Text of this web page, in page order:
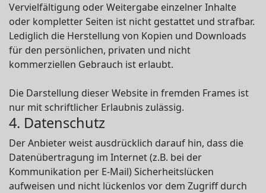
Vervielfältigung oder Weitergabe einzelner Inhalte
oder kompletter Seiten ist nicht gestattet und strafbar.
Lediglich die Herstellung von Kopien und Downloads
für den persönlichen, privaten und nicht
kommerziellen Gebrauch ist erlaubt.
Die Darstellung dieser Website in fremden Frames ist
nur mit schriftlicher Erlaubnis zulässig.
4. Datenschutz
Der Anbieter weist ausdrücklich darauf hin, dass die
Datenübertragung im Internet (z.B. bei der
Kommunikation per E-Mail) Sicherheitslücken
aufweisen und nicht lückenlos vor dem Zugriff durch